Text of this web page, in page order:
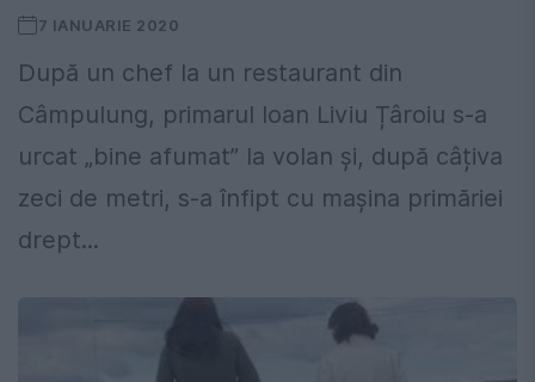
7 IANUARIE 2020
După un chef la un restaurant din
Câmpulung, primarul Ioan Liviu Țâroiu s-a
urcat „bine afumat” la volan și, după câțiva
zeci de metri, s-a înfipt cu mașina primăriei
drept...